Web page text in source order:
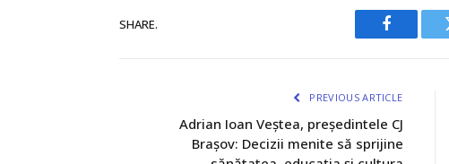
SHARE.
Facebook
PREVIOUS ARTICLE
Adrian Ioan Veștea, președintele CJ
Brașov: Decizii menite să sprijine